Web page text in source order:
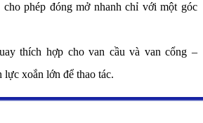
phép đóng mở nhanh chỉ với một góc
thích hợp cho van cầu và van cổng –
lực xoắn lớn để thao tác.